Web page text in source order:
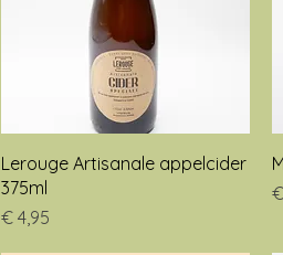
Snel overzicht
Lerouge Artisanale appelcider
375ml
Prijs
€ 4,95